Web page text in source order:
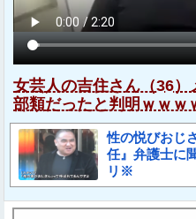
女芸人の吉住さん（36
部類だったと判明ｗｗｗ
性の悦びおじ
任』弁護士に
リ※